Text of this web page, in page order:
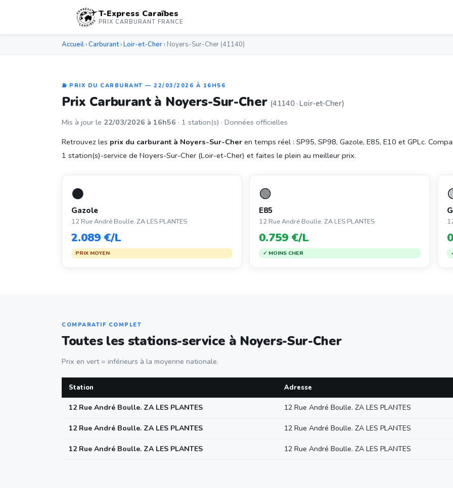
T-Express Caraïbes
PRIX CARBURANT FRANCE
Accueil ›Carburant›Loir-et-Cher › Noyers-Sur-Cher (41140)
⛽ PRIX DU CARBURANT — 22/03/2026 À 16H56
Prix Carburant à Noyers-Sur-Cher (41140 · Loir-et-Cher)
Mis à jour le 22/03/2026 à 16h56 · 1 station(s) · Données officielles
Retrouvez les prix du carburant à Noyers-Sur-Cher en temps réel : SP95, SP98, Gazole, E85, E10 et GPLc.
1 station(s)-service de Noyers-Sur-Cher (Loir-et-Cher) et faites le plein au meilleur prix.
⚫
Gazole
12 Rue André Boulle. ZA LES PLANTES
2.089 €/L
PRIX MOYEN
🟢
E85
12 Rue André Boulle. ZA LES PLANTES
0.759 €/L
✓ MOINS CHER
COMPARATIF COMPLET
Toutes les stations-service à Noyers-Sur-Cher
Prix en vert = inférieurs à la moyenne nationale.
Station Adresse
12 Rue André Boulle. ZA LES PLANTES 12 Rue André Boulle. ZA LES PLANTES
12 Rue André Boulle. ZA LES PLANTES 12 Rue André Boulle. ZA LES PLANTES
12 Rue André Boulle. ZA LES PLANTES 12 Rue André Boulle. ZA LES PLANTES